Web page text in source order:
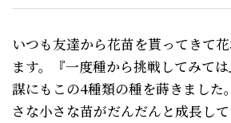
いつも友達から花苗を貰ってきて
ます。『一度種から挑戦してみて
謀にもこの4種類の種を蒔きました
さな小さな苗がだんだんと成長し